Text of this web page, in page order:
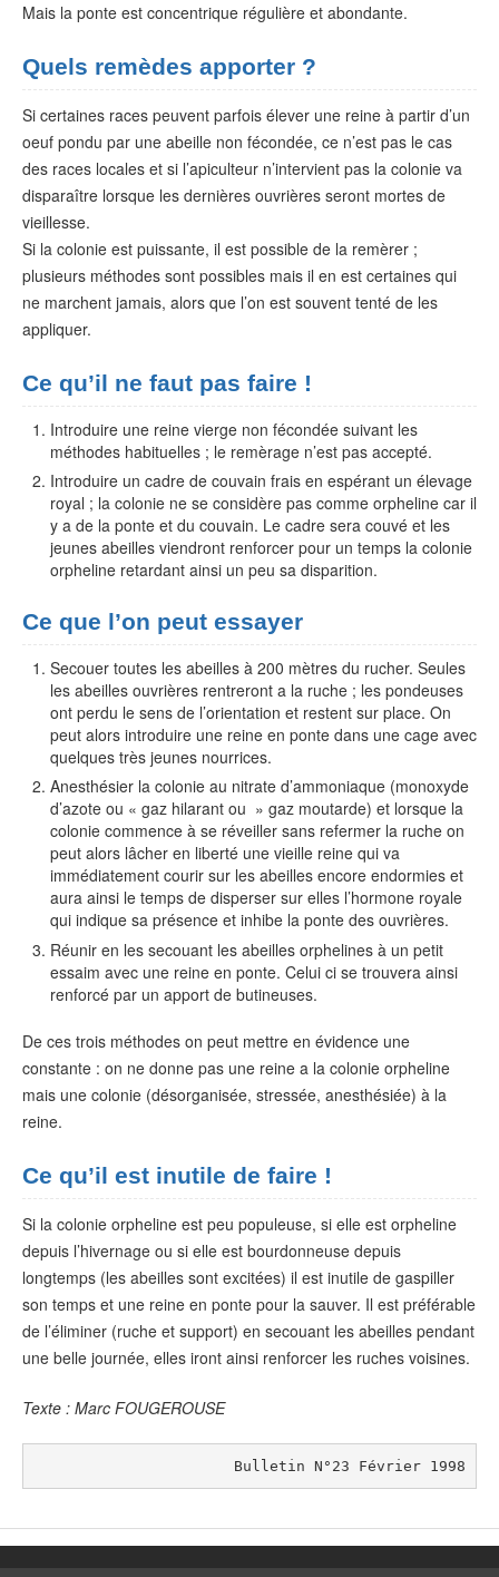
Mais la ponte est concentrique régulière et abondante.
Quels remèdes apporter ?
Si certaines races peuvent parfois élever une reine à partir d’un
oeuf pondu par une abeille non fécondée, ce n’est pas le cas
des races locales et si l’apiculteur n’intervient pas la colonie va
disparaître lorsque les dernières ouvrières seront mortes de
vieillesse.
Si la colonie est puissante, il est possible de la remèrer ;
plusieurs méthodes sont possibles mais il en est certaines qui
ne marchent jamais, alors que l’on est souvent tenté de les
appliquer.
Ce qu’il ne faut pas faire !
Introduire une reine vierge non fécondée suivant les
méthodes habituelles ; le remèrage n’est pas accepté.
Introduire un cadre de couvain frais en espérant un élevage
royal ; la colonie ne se considère pas comme orpheline car il
y a de la ponte et du couvain. Le cadre sera couvé et les
jeunes abeilles viendront renforcer pour un temps la colonie
orpheline retardant ainsi un peu sa disparition.
Ce que l’on peut essayer
Secouer toutes les abeilles à 200 mètres du rucher. Seules
les abeilles ouvrières rentreront a la ruche ; les pondeuses
ont perdu le sens de l’orientation et restent sur place. On
peut alors introduire une reine en ponte dans une cage avec
quelques très jeunes nourrices.
Anesthésier la colonie au nitrate d’ammoniaque (monoxyde
d’azote ou « gaz hilarant ou » gaz moutarde) et lorsque la
colonie commence à se réveiller sans refermer la ruche on
peut alors lâcher en liberté une vieille reine qui va
immédiatement courir sur les abeilles encore endormies et
aura ainsi le temps de disperser sur elles l’hormone royale
qui indique sa présence et inhibe la ponte des ouvrières.
Réunir en les secouant les abeilles orphelines à un petit
essaim avec une reine en ponte. Celui ci se trouvera ainsi
renforcé par un apport de butineuses.
De ces trois méthodes on peut mettre en évidence une
constante : on ne donne pas une reine a la colonie orpheline
mais une colonie (désorganisée, stressée, anesthésiée) à la
reine.
Ce qu’il est inutile de faire !
Si la colonie orpheline est peu populeuse, si elle est orpheline
depuis l’hivernage ou si elle est bourdonneuse depuis
longtemps (les abeilles sont excitées) il est inutile de gaspiller
son temps et une reine en ponte pour la sauver. Il est préférable
de l’éliminer (ruche et support) en secouant les abeilles pendant
une belle journée, elles iront ainsi renforcer les ruches voisines.
Texte : Marc FOUGEROUSE
Bulletin N°23 Février 1998